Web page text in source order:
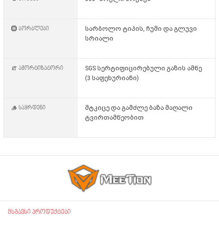
🛞 ბორბლები
სარბოლო ტიპის, ჩუმი და გლუვი
სრიალი
🧯 ამორტიზატორი
SGS სერტიფიცირებული გაზის ამწე
(3 საფეხურიანი)
🪵 საყრდენი
მტკიცე და გამძლე ბაზა მაღალი
ტვირთამწეობით
მსგავსი პროდუქტები